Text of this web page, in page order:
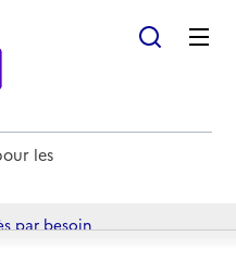
les
par besoin